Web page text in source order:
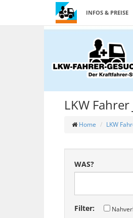
INFOS & PREISE
LKW Fahrer
Home LKW
WAS?
Filter: